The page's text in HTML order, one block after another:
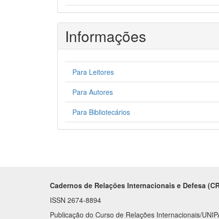
Informações
Para Leitores
Para Autores
Para Bibliotecários
Cadernos de Relações Internacionais e Defesa
ISSN 2674-8894
Publicação do Curso de Relações Internacionais/